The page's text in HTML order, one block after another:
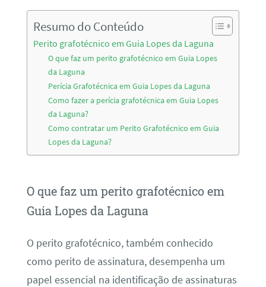
Resumo do Conteúdo
Perito grafotécnico em Guia Lopes da Laguna
O que faz um perito grafotécnico em Guia Lopes
da Laguna
Perícia Grafotécnica em Guia Lopes da Laguna
Como fazer a perícia grafotécnica em Guia Lopes
da Laguna?
Como contratar um Perito Grafotécnico em Guia
Lopes da Laguna?
O que faz um perito grafotécnico em
Guia Lopes da Laguna
O perito grafotécnico, também conhecido
como perito de assinatura, desempenha um
papel essencial na identificação de assinaturas